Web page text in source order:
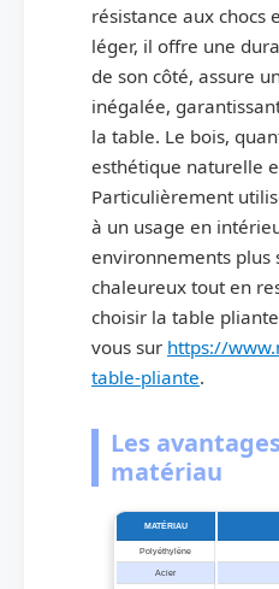
résistance aux chocs
léger, il offre une
de son côté, assure
inégalée,
la table. Le bois,
esthétique naturelle
Particulièrement
à un usage en
environnements plus
chaleureux tout en
choisir la table
vous sur https://
table-pliante.
Les
matériau
MATÉRIAU
Polyéthylène
Acier